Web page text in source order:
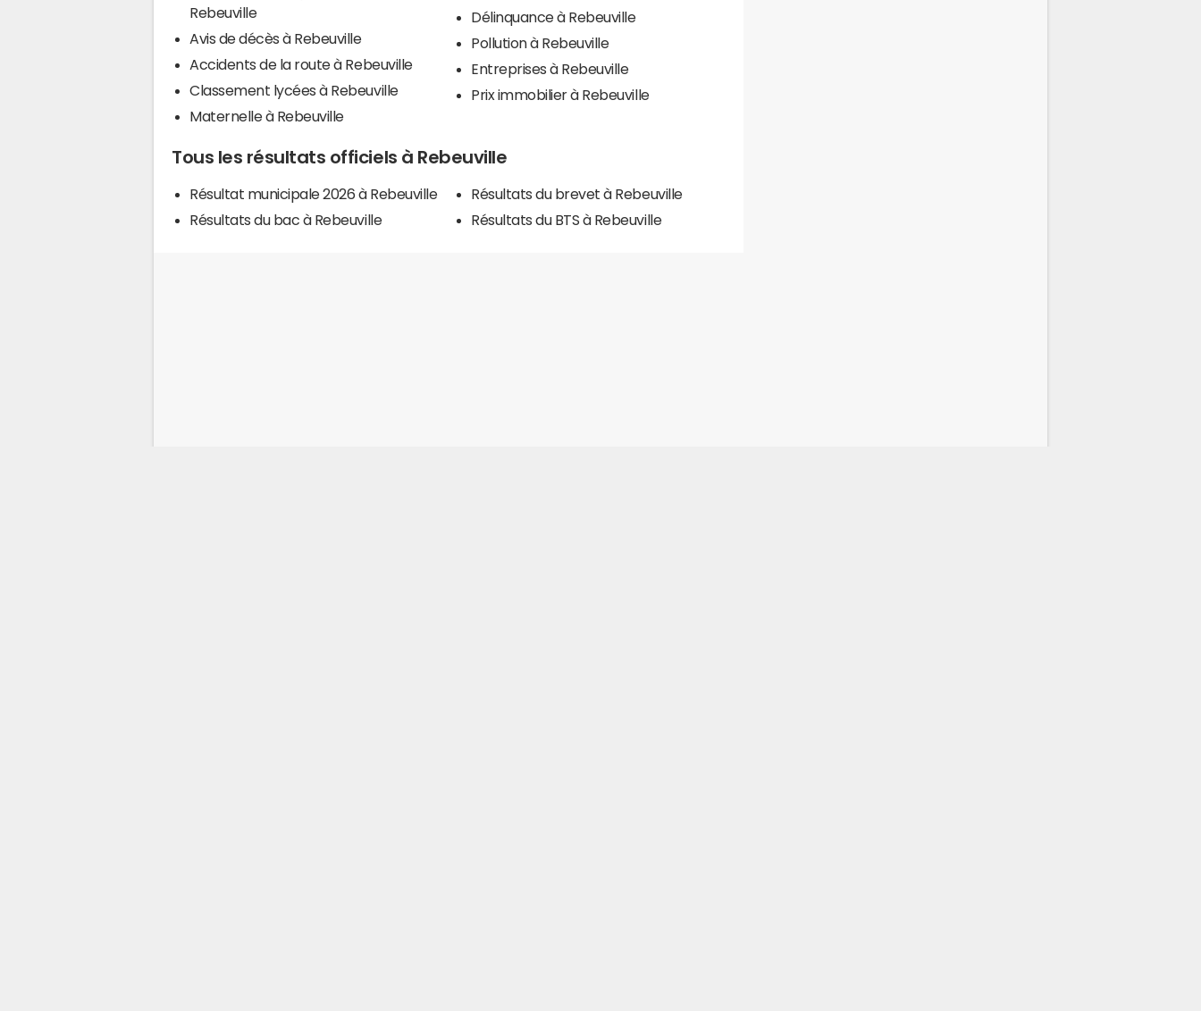
Rebeuville
Avis de décès à Rebeuville
Accidents de la route à Rebeuville
Classement lycées à Rebeuville
Maternelle à Rebeuville
Délinquance à Rebeuville
Pollution à Rebeuville
Entreprises à Rebeuville
Prix immobilier à Rebeuville
Tous les résultats officiels à Rebeuville
Résultat municipale 2026 à Rebeuville
Résultats du bac à Rebeuville
Résultats du brevet à Rebeuville
Résultats du BTS à Rebeuville